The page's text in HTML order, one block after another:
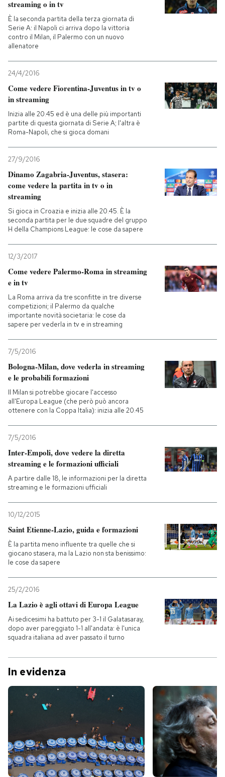
streaming o in tv
È la seconda partita della terza giornata di
Serie A: il Napoli ci arriva dopo la vittoria
contro il Milan, il Palermo con un nuovo
allenatore
24/4/2016
Come vedere Fiorentina-Juventus in tv o
in streaming
Inizia alle 20.45 ed è una delle più importanti
partite di questa giornata di Serie A; l'altra è
Roma-Napoli, che si gioca domani
27/9/2016
Dinamo Zagabria-Juventus, stasera:
come vedere la partita in tv o in
streaming
Si gioca in Croazia e inizia alle 20.45. È la
seconda partita per le due squadre del gruppo
H della Champions League: le cose da sapere
12/3/2017
Come vedere Palermo-Roma in streaming
e in tv
La Roma arriva da tre sconfitte in tre diverse
competizioni; il Palermo da qualche
importante novità societaria: le cose da
sapere per vederla in tv e in streaming
7/5/2016
Bologna-Milan, dove vederla in streaming
e le probabili formazioni
Il Milan si potrebbe giocare l'accesso
all'Europa League (che però può ancora
ottenere con la Coppa Italia): inizia alle 20.45
7/5/2016
Inter-Empoli, dove vedere la diretta
streaming e le formazioni ufficiali
A partire dalle 18, le informazioni per la diretta
streaming e le formazioni ufficiali
10/12/2015
Saint Etienne-Lazio, guida e formazioni
È la partita meno influente tra quelle che si
giocano stasera, ma la Lazio non sta benissimo:
le cose da sapere
25/2/2016
La Lazio è agli ottavi di Europa League
Ai sedicesimi ha battuto per 3-1 il Galatasaray,
dopo aver pareggiato 1-1 all'andata: è l'unica
squadra italiana ad aver passato il turno
In evidenza